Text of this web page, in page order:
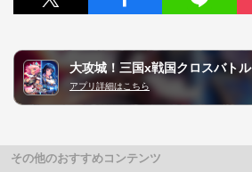
大攻城！三国x戦国クロスバトル
アプリ詳細はこちら
その他のおすすめコンテンツ